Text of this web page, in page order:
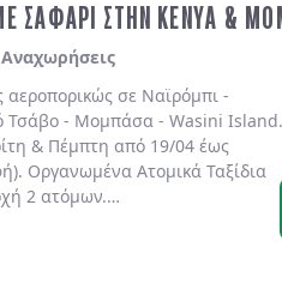
ΣΑΦΑΡΙ ΣΤΗΝ ΚΕΝΥΑ &
Αναχωρήσεις
αεροπορικώς σε Ναϊρόμπι -
Τσάβο - Μομπάσα - Wasini Island.
& Πέμπτη από 19/04 έως
Οργανωμένα Ατομικά Ταξίδια
2 ατόμων.